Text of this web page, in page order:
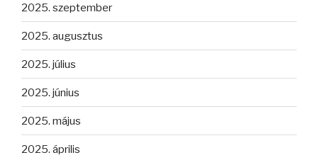
2025. szeptember
2025. augusztus
2025. július
2025. június
2025. május
2025. április